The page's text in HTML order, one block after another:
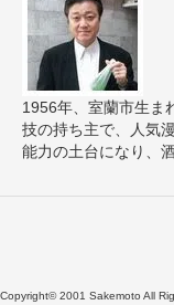
1956年、室蘭市生ま
技の持ち主で、人気
能力の土台になり、
Copyright© 2001 Sakemoto All